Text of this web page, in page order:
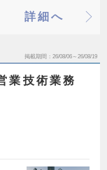
詳細へ
掲載期間 26/08/06～26/08/19
業技術業務